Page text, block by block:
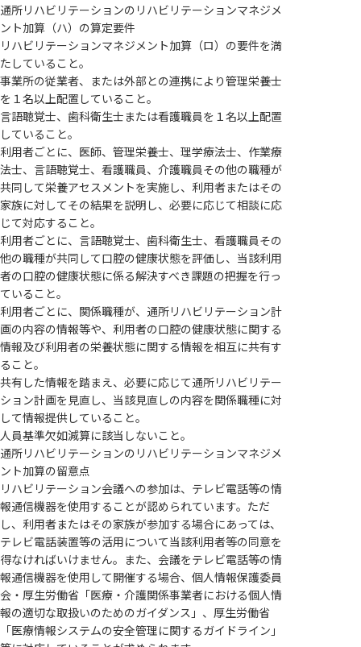
通所リハビリテーションのリハビリテーションマネジメ
ント加算（ハ）の算定要件
リハビリテーションマネジメント加算（ロ）の要件を満
たしていること。
事業所の従業者、または外部との連携により管理栄養士
を１名以上配置していること。
言語聴覚士、⻭科衛生士または看護職員を１名以上配置
していること。
利用者ごとに、医師、管理栄養士、理学療法士、作業療
法士、言語聴覚士、看護職員、介護職員その他の職種が
共同して栄養アセスメントを実施し、利用者またはその
家族に対してその結果を説明し、必要に応じて相談に応
じて対応すること。
利用者ごとに、言語聴覚士、歯科衛生士、看護職員その
他の職種が共同して口腔の健康状態を評価し、当該利用
者の口腔の健康状態に係る解決すべき課題の把握を行っ
ていること。
利用者ごとに、関係職種が、通所リハビリテーション計
画の内容の情報等や、利用者の口腔の健康状態に関する
情報及び利用者の栄養状態に関する情報を相互に共有す
ること。
共有した情報を踏まえ、必要に応じて通所リハビリテー
ション計画を見直し、当該見直しの内容を関係職種に対
して情報提供していること。
人員基準欠如減算に該当しないこと。
通所リハビリテーションのリハビリテーションマネジメ
ント加算の留意点
リハビリテーション会議への参加は、テレビ電話等の情
報通信機器を使用することが認められています。ただ
し、利用者またはその家族が参加する場合にあっては、
テレビ電話装置等の活用について当該利用者等の同意を
得なければいけません。また、会議をテレビ電話等の情
報通信機器を使用して開催する場合、個人情報保護委員
会・厚生労働省「医療・介護関係事業者における個人情
報の適切な取扱いのためのガイダンス」、厚生労働省
「医療情報システムの安全管理に関するガイドライン」